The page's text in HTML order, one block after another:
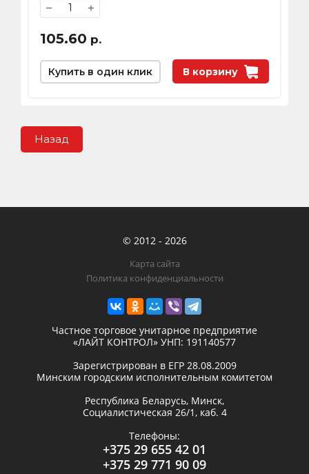
− +
105.60 р.
В корзину
Купить в один клик
Назад
© 2012 - 2026
Карта сайта
Политика конфиденциальности
Частное торговое унитарное предприятие
«ЛАЙТ КОНТРОЛ» УНП: 191140577
Зарегистрирован в ЕГР 28.08.2009
Минским городским исполнительным комитетом
Республика Беларусь, Минск,
Социалистическая 26/1, каб. 4
Телефоны:
+375 29 655 42 01
+375 29 771 90 09